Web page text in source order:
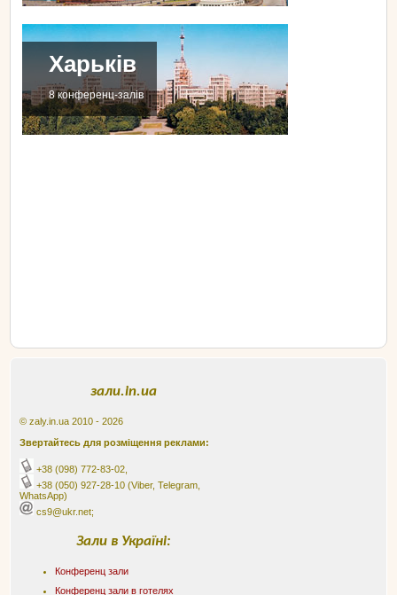
Харьків
8 конференц-залів
зали.in.ua
© zaly.in.ua 2010 - 2026
Звертайтесь для розміщення реклами:
+38 (098) 772-83-02
+38 (050) 927-28-10 (Viber, Telegram,
WhatsApp)
cs9@ukr.net;
Зали в Україні:
Конференц зали
Конференц зали в готелях